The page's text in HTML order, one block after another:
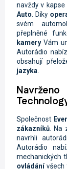
navždy v kapse
Auto . Díky
svém
přeplněné
kamery Vám
Autorádio
obsahují
jazyka
Společnost
zákazníků. Na
navrhli
Autorádio
mechanických
ovládánívšech